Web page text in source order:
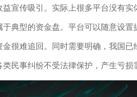
宣传吸引。实际上很多平台没有
典型的资金盘。平台可以随意设
很难追回。同时需要明确，我国
民事纠纷不受法律保护，产生亏损